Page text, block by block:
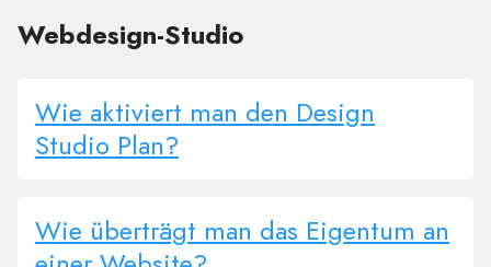
Webdesign-Studio
Wie aktiviert man den Design
Studio Plan?
Wie überträgt man das Eigentum an